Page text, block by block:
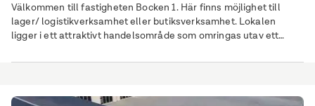
Välkommen till fastigheten Bocken 1. Här finns möjlighet till
lager/ logistikverksamhet eller butiksverksamhet. Lokalen
ligger i ett attraktivt handelsområde som omringas utav ett
läget i krysset mellan E20 och riksväg 184 medger en hög